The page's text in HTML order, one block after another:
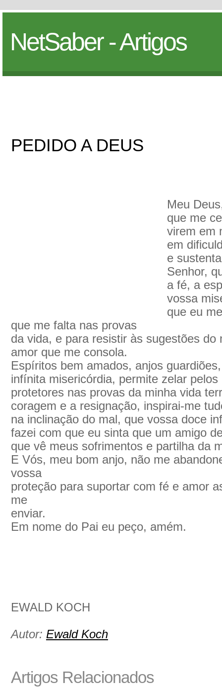
NetSaber - Artigos
PEDIDO A DEUS
Meu
que me
virem em
em
e
Senhor,
a fé, a
vossa
que eu
que me falta nas provas
da vida, e para resistir às sugestões
amor que me consola.
Espíritos bem amados, anjos
infínita misericórdia, permite zelar
protetores nas provas da minha vida
coragem e a resignação, inspirai-me
na inclinação do mal, que vossa doce
fazei com que eu sinta que um amigo
que vê meus sofrimentos e partilha da
E Vós, meu bom anjo, não me
vossa
proteção para suportar com fé e amor
me
enviar.
Em nome do Pai eu peço, amém.
EWALD KOCH
Autor: Ewald Koch
Artigos Relacionados